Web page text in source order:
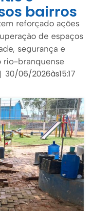
bairros
reforçado ações
de espaços
segurança e
rio-branquense
| 30/06/2026às15:17